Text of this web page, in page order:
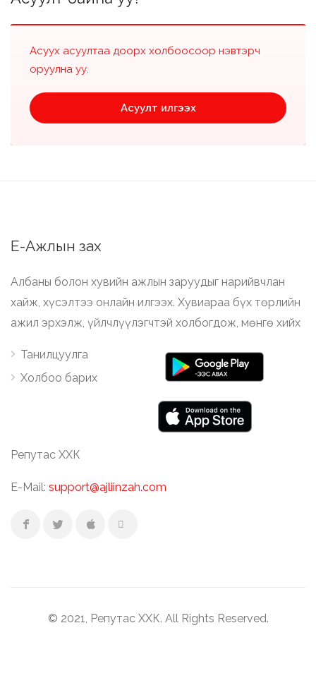
Асуух асуултаа доорх холбоосоор нэвтэрч
оруулна уу.
Асуулт илгээх
Е-Ажлын зах
Албаны болон хувийн ажлын заруудыг нарийвчлан
хайж, хүсэлтээ онлайн илгээх. Хувиараа бүх төрлийн
ажил эрхэлж, үйлчлүүлэгчтэй холбогдож, мөнгө хийх
Танилцуулга
Холбоо барих
Репутас ХХК
E-Mail: support@ajliinzah.com
© 2021, Репутас ХХК. All Rights Reserved.